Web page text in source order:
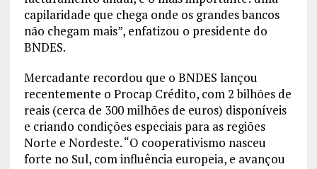
capilaridade que chega onde os grandes bancos
não chegam mais”, enfatizou o presidente do
BNDES.
Mercadante recordou que o BNDES lançou
recentemente o Procap Crédito, com 2 bilhões de
reais (cerca de 300 milhões de euros) disponíveis
e criando condições especiais para as regiões
Norte e Nordeste. “O cooperativismo nasceu
forte no Sul, com influência europeia, e avançou